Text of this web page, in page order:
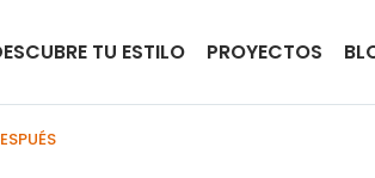
TU ESTILO PROYECTOS